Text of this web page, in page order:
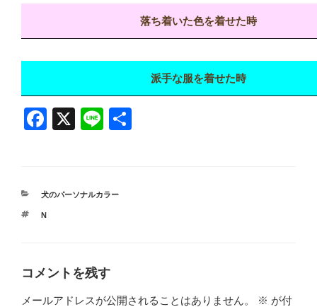
落ち着いた色を着せた時
派手な服を着せた時
F
e
k
X
Li
カ
ゴ
犬のパーソナルカラー
タ
N
コメントを残す
メールアドレスが公開されることはありません。 ※ が付